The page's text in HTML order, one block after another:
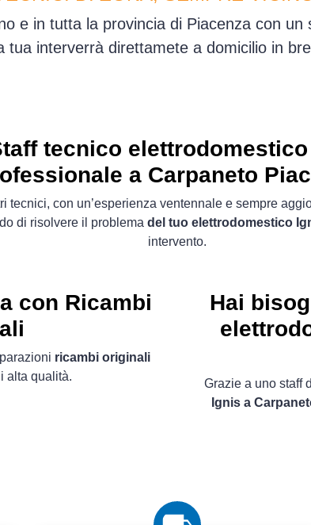
e in tutta la provincia di Piacenza con
tua interverrà direttamete a domicilio in
tecnico
a Carpaneto
tecnici, con un’esperienza ventennale e sempre
di risolvere il problema del tuo elettrodomestico
intervento.
con Ricambi
ricambi originali
alta qualità.
Hai
Grazie a uno staff
Ignis a